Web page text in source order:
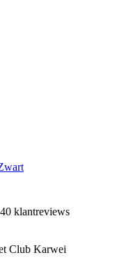
klantreviews
Club Karwei